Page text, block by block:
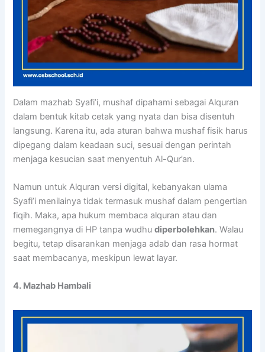
Dalam mazhab Syafi’i, mushaf dipahami sebagai Alquran
dalam bentuk kitab cetak yang nyata dan bisa disentuh
langsung. Karena itu, ada aturan bahwa mushaf fisik harus
dipegang dalam keadaan suci, sesuai dengan perintah
menjaga kesucian saat menyentuh Al-Qur’an.
Namun untuk Alquran versi digital, kebanyakan ulama
Syafi’i menilainya tidak termasuk mushaf dalam pengertian
fiqih. Maka, apa hukum membaca alquran atau dan
memegangnya di HP tanpa wudhudiperbolehkan. Walau
begitu, tetap disarankan menjaga adab dan rasa hormat
saat membacanya, meskipun lewat layar.
4. Mazhab Hambali